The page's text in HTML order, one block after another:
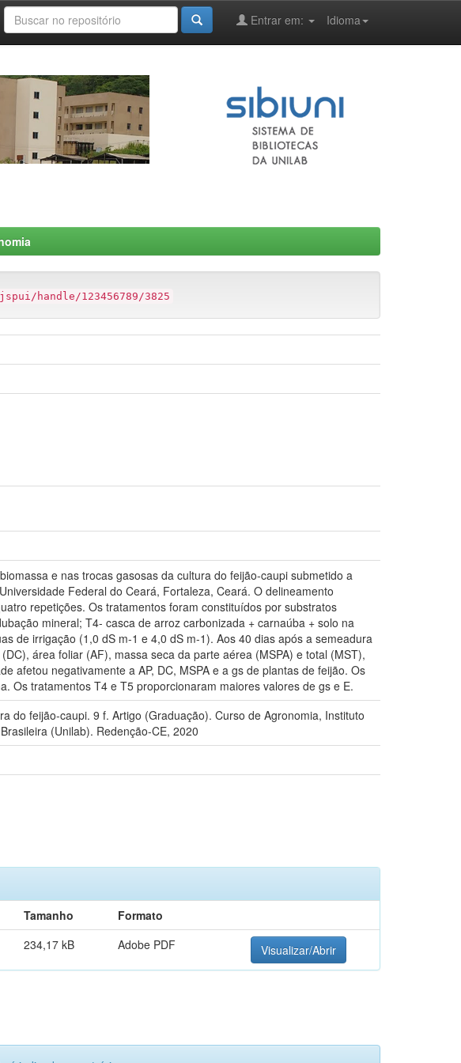
Idioma
Entrar em:
handle/123456789/3825
e nas trocas gasosas da cultura do feijão-caupi submetido a
Federal do Ceará, Fortaleza, Ceará. O delineamento
repetições. Os tratamentos foram constituídos por substratos
mineral; T4- casca de arroz carbonizada + carnaúba + solo na
de irrigação (1,0 dS m-1 e 4,0 dS m-1). Aos 40 dias após a semeadura
área foliar (AF), massa seca da parte aérea (MSPA) e total (MST),
afetou negativamente a AP, DC, MSPA e a gs de plantas de feijão. Os
Os tratamentos T4 e T5 proporcionaram maiores valores de gs e E.
do feijão-caupi. 9 f. Artigo (Graduação). Curso de Agronomia, Instituto
(Unilab). Redenção-CE, 2020
Tamanho
Formato
234,17 kB Adobe PDF Visualizar/Abrir